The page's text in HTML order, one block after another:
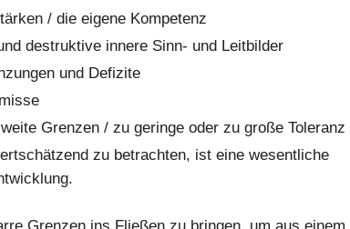
/ die eigene Kompetenz
destruktive innere Sinn- und Leitbilder
und Defizite
Grenzen / zu geringe oder zu große Toleranz
zu betrachten, ist eine wesentliche